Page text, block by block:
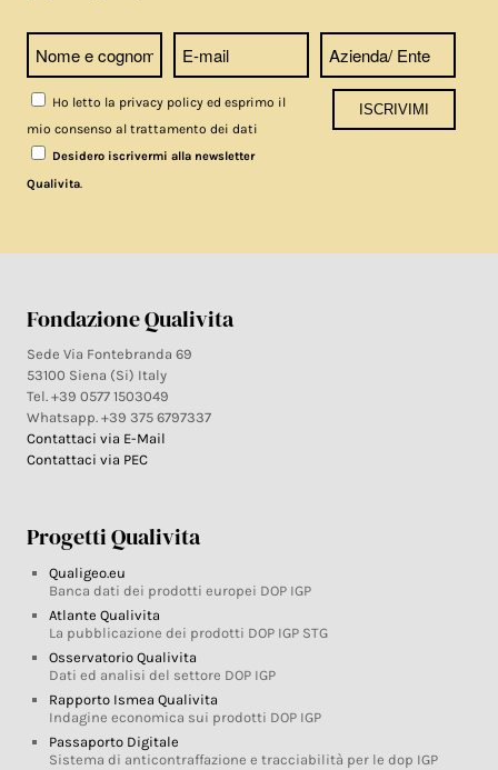
Ho letto la privacy policy ed esprimo il
mio consenso al trattamento dei dati
Desidero iscrivermi alla newsletter
Qualivita.
Fondazione Qualivita
Sede Via Fontebranda 69
53100 Siena (Si) Italy
Tel. +39 0577 1503049
Whatsapp. +39 375 6797337
Contattaci via E-Mail
Contattaci via PEC
Progetti Qualivita
Qualigeo.eu
Banca dati dei prodotti europei DOP IGP
Atlante Qualivita
La pubblicazione dei prodotti DOP IGP STG
Osservatorio Qualivita
Dati ed analisi del settore DOP IGP
Rapporto Ismea Qualivita
Indagine economica sui prodotti DOP IGP
Passaporto Digitale
Sistema di anticontraffazione e tracciabilità per le dop IGP